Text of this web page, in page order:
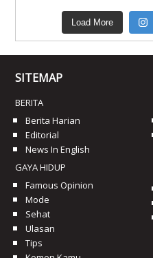
Load More
SITEMAP
BERITA
Berita Harian
Editorial
News In English
GAYA HIDUP
Famous Opinion
Mode
Sehat
Ulasan
Tips